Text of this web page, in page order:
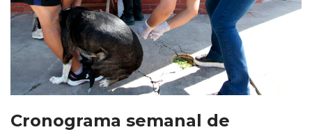
Cronograma semanal de